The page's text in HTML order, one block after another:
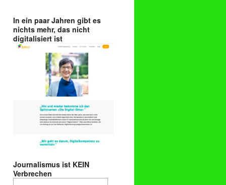
In ein paar Jahren gibt es
nichts mehr, das nicht
digitalisiert ist
Journalismus ist KEIN
Verbrechen